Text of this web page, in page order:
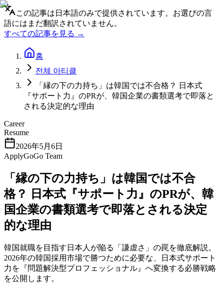
この記事は日本語のみで提供されています。お選びの言
語にはまだ翻訳されていません。
すべての記事を見る →
홈
전체 아티클
「縁の下の力持ち」は韓国では不合格？ 日本式
『サポート力』のPRが、韓国企業の書類選考で即落と
される決定的な理由
Career
Resume
2026年5月6日
ApplyGoGo Team
「縁の下の力持ち」は韓国では不合
格？ 日本式『サポート力』のPRが、韓
国企業の書類選考で即落とされる決定
的な理由
韓国就職を目指す日本人が陥る「謙虚さ」の罠を徹底解説。
2026年の韓国採用市場で勝つために必要な、日本式サポート
力を『問題解決型プロフェッショナル』へ変換する必勝戦略
を公開します。